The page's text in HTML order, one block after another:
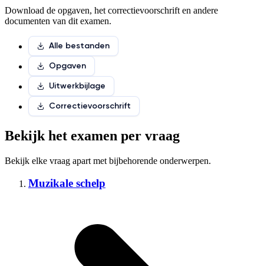
Download de opgaven, het correctievoorschrift en andere
documenten van dit examen.
Alle bestanden
Opgaven
Uitwerkbijlage
Correctievoorschrift
Bekijk het examen per vraag
Bekijk elke vraag apart met bijbehorende onderwerpen.
Muzikale schelp